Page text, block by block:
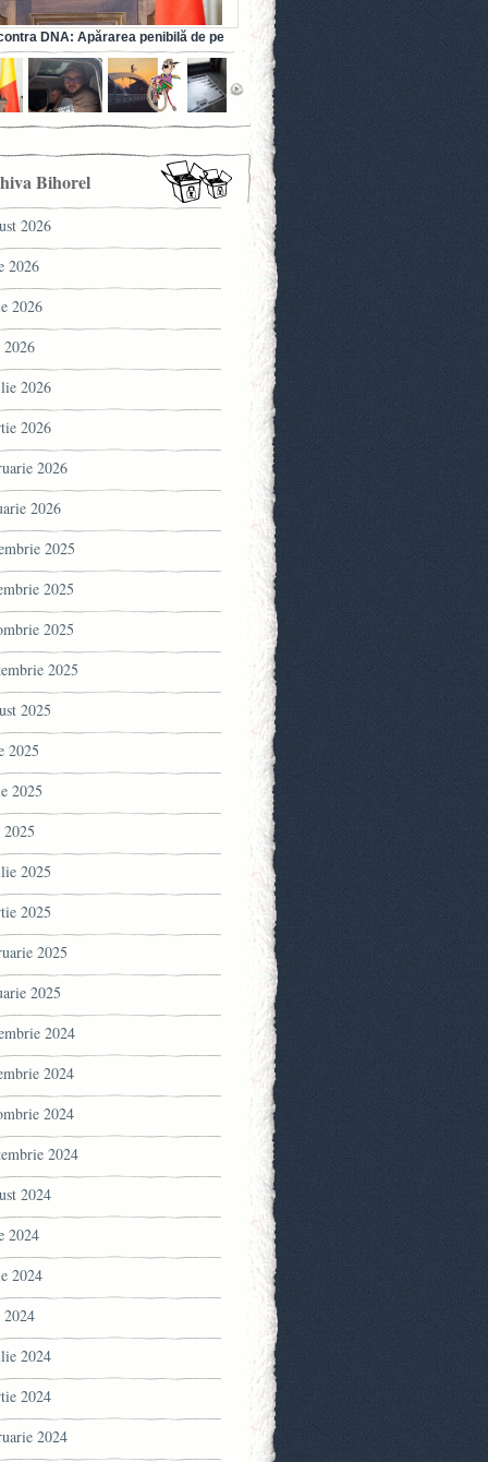
DNA: Apărarea penibilă de pe
fostului ministru al Sănătății (VIDEO)
Bihorel
2026
2026
2026
2026
2026
2026
2026
2025
2025
2025
2025
2025
2025
2025
2025
2025
2025
2025
2024
2024
2024
2024
2024
2024
2024
2024
2024
2024